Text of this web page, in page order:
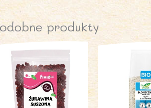
produkty